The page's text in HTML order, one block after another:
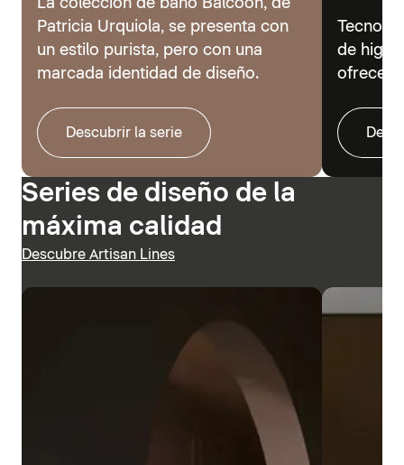
La colección de baño Balcoon, de
Patricia Urquiola, se presenta con
un estilo purista, pero con una
marcada identidad de diseño.
Descubrir la serie
de
ofrecer
Series de diseño de la
máxima calidad
Descubre Artisan Lines